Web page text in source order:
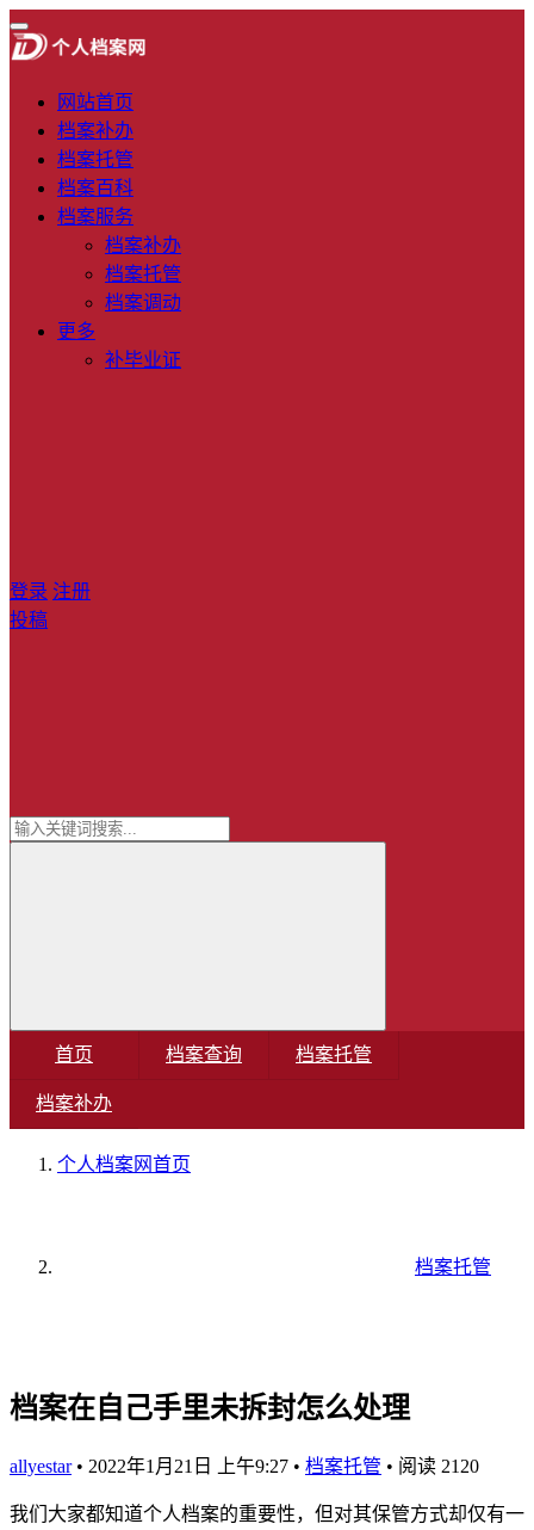
网站首页
档案补办
档案托管
档案百科
档案服务
档案补办
档案托管
档案调动
更多
补毕业证
登录 注册
投稿
首页 档案查询 档案托管
档案补办
个人档案网首页
档案托管
档案在自己手里未拆封怎么处理
allyestar • 2022年1月21日 上午9:27 • 档案托管 • 阅读 2120
我们大家都知道个人档案的重要性，但对其保管方式却仅有一